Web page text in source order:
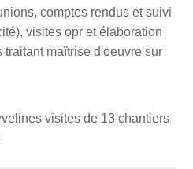
comptes rendus et suivi
visites opr et élaboration
maîtrise d'oeuvre sur
visites de 13 chantiers